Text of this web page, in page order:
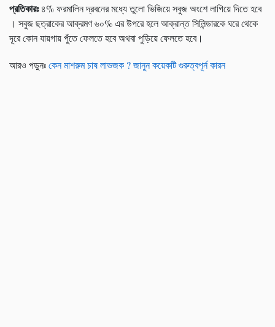
প্রতিকারঃ৪% ফরমালিন দ্রবনের মধ্যে তুলো ভিজিয়ে সবুজ অংশে লাগিয়ে দিতে হবে
। সবুজ ছত্রাকের আক্রমণ ৬০% এর উপরে হলে আক্রান্ত সিলিন্ডারকে ঘরে থেকে
দূরে কোন যায়গায় পুঁতে ফেলতে হবে অথবা পুড়িয়ে ফেলতে হবে।
আরও পড়ুনঃকেন মাশরুম চাষ লাভজক ? জানুন কয়েকটি গুরুত্বপূর্ন কারন